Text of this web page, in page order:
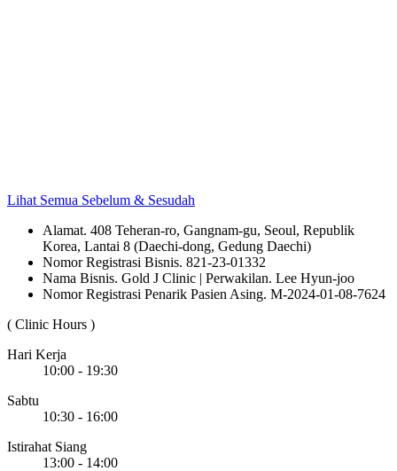
Lihat Semua Sebelum & Sesudah
Alamat. 408 Teheran-ro, Gangnam-gu, Seoul, Republik
Korea, Lantai 8 (Daechi-dong, Gedung Daechi)
Nomor Registrasi Bisnis. 821-23-01332
Nama Bisnis. Gold J Clinic | Perwakilan. Lee Hyun-joo
Nomor Registrasi Penarik Pasien Asing. M-2024-01-08-7624
( Clinic Hours )
Hari Kerja
10:00 - 19:30
Sabtu
10:30 - 16:00
Istirahat Siang
13:00 - 14:00